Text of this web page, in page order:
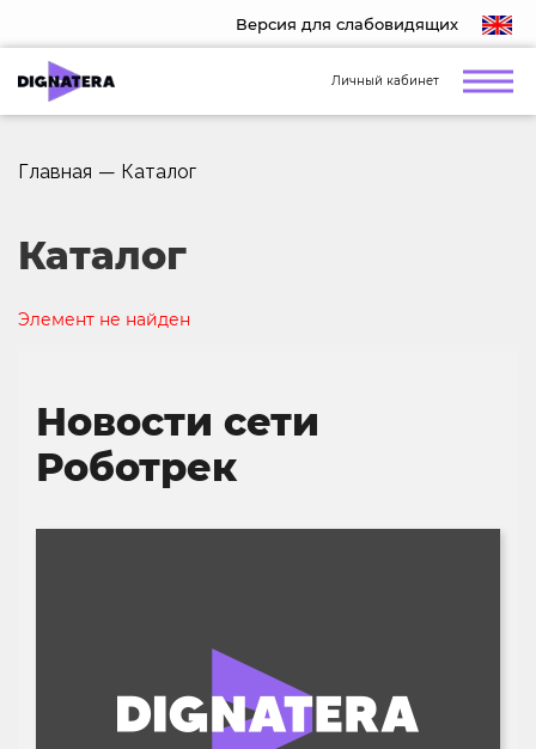
Версия для слабовидящих
Личный кабинет
Главная — Каталог
Каталог
Элемент не найден
Новости сети
Роботрек